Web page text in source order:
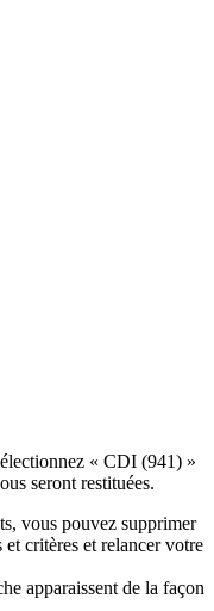
« CDI (941) »
seront restituées.
vous pouvez supprimer
critères et relancer votre
apparaissent de la façon